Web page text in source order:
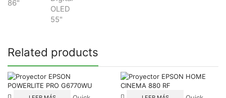
Related products